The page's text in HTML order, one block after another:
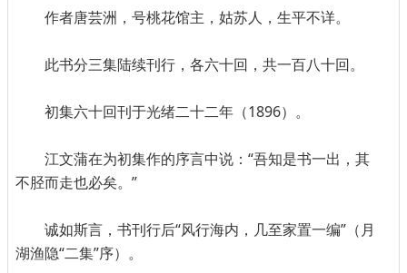
作者唐芸洲，号桃花馆主，姑苏人，生平不详。
此书分三集陆续刊行，各六十回，共一百八十回。
初集六十回刊于光绪二十二年（1896）。
江文蒲在为初集作的序言中说：“吾知是书一出，其
不胫而走也必矣。”
诚如斯言，书刊行后“风行海内，几至家置一编”（月
湖渔隐“二集”序）。